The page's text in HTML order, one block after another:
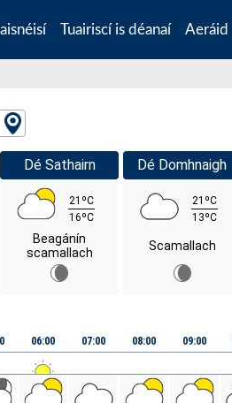
Tuairiscí is déanaí Aeráid
Dé Sathairn
21ºC
16ºC
Beagánín
scamallach
Dé Domhnaigh
21ºC
13ºC
Scamallach
06:00 07:00 08:00 09:00